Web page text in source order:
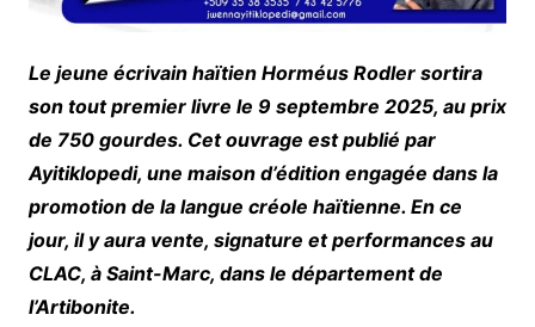
Le jeune écrivain haïtien Horméus Rodler sortira
son tout premier livre le 9 septembre 2025, au prix
de 750 gourdes. Cet ouvrage est publié par
Ayitiklopedi, une maison d’édition engagée dans la
promotion de la langue créole haïtienne. En ce
jour, il y aura vente, signature et performances au
CLAC, à Saint-Marc, dans le département de
l’Artibonite.